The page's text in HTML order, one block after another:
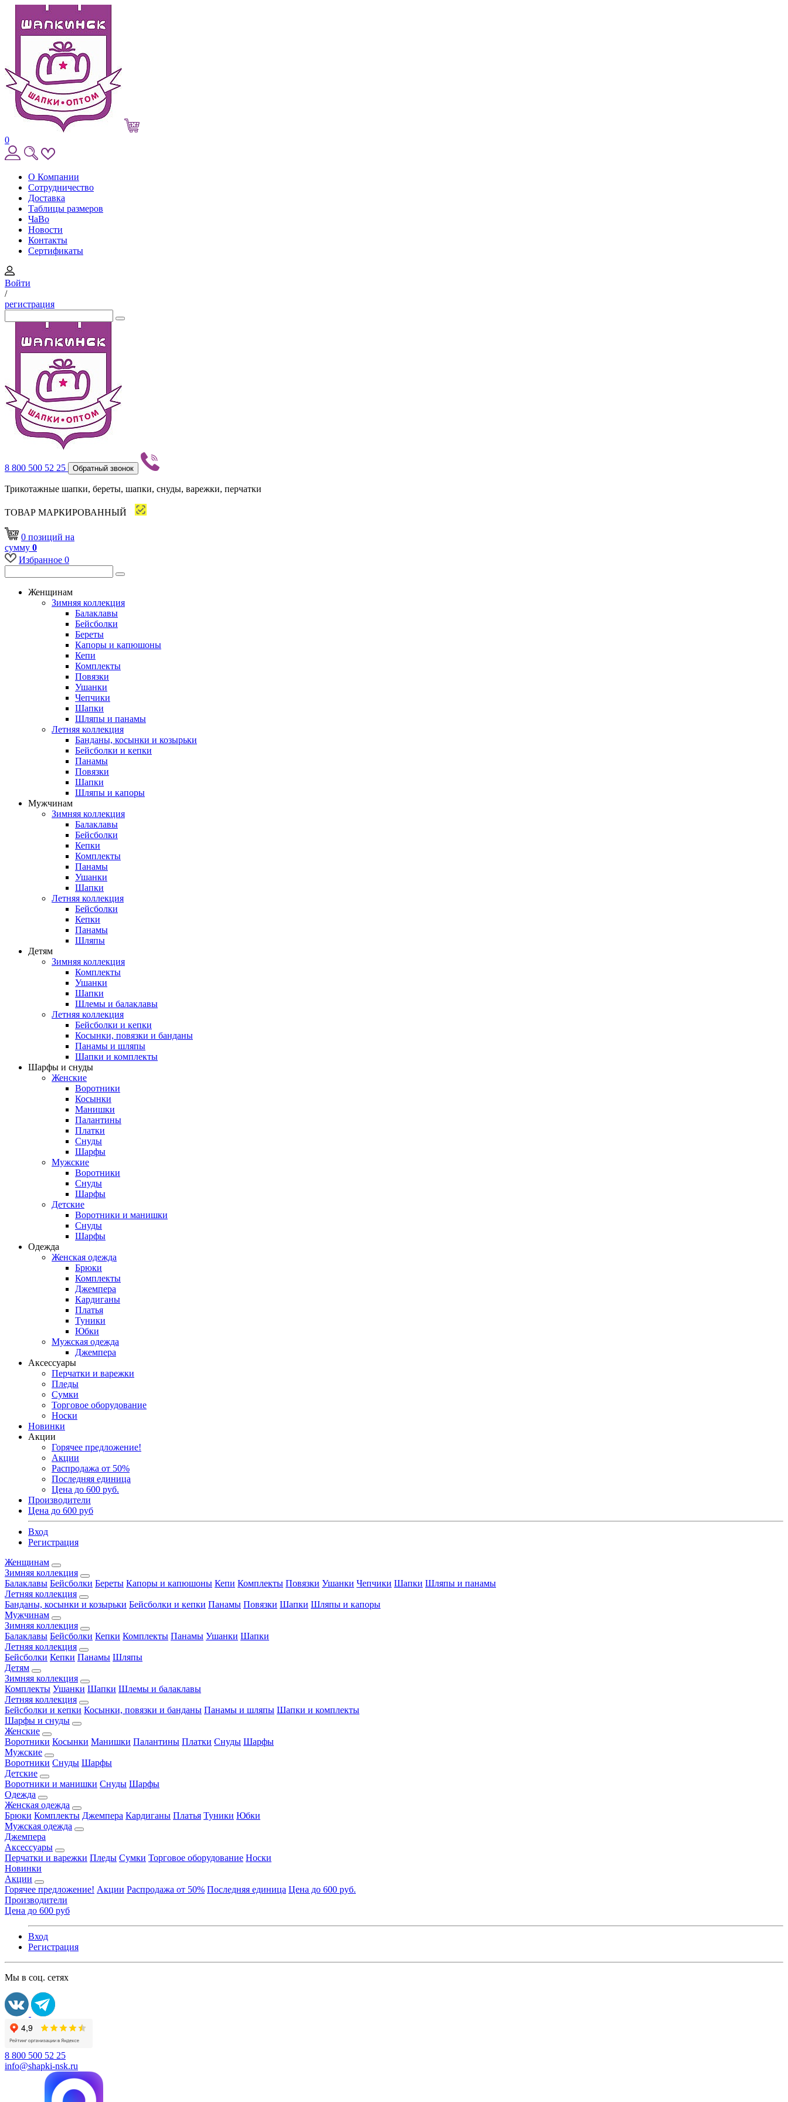
0
О Компании
Сотрудничество
Доставка
Таблицы размеров
ЧаВо
Новости
Контакты
Сертификаты
Войти
/
регистрация
8 800 500 52 25 Обратный звонок
Трикотажные шапки, береты, шапки, снуды, варежки, перчатки
ТОВАР МАРКИРОВАННЫЙ
0 позиций на
сумму 0
Избранное 0
Женщинам
Зимняя коллекция
Балаклавы
Бейсболки
Береты
Капоры и капюшоны
Кепи
Комплекты
Повязки
Ушанки
Чепчики
Шапки
Шляпы и панамы
Летняя коллекция
Банданы, косынки и козырьки
Бейсболки и кепки
Панамы
Повязки
Шапки
Шляпы и капоры
Мужчинам
Зимняя коллекция
Балаклавы
Бейсболки
Кепки
Комплекты
Панамы
Ушанки
Шапки
Летняя коллекция
Бейсболки
Кепки
Панамы
Шляпы
Детям
Зимняя коллекция
Комплекты
Ушанки
Шапки
Шлемы и балаклавы
Летняя коллекция
Бейсболки и кепки
Косынки, повязки и банданы
Панамы и шляпы
Шапки и комплекты
Шарфы и снуды
Женские
Воротники
Косынки
Манишки
Палантины
Платки
Снуды
Шарфы
Мужские
Воротники
Снуды
Шарфы
Детские
Воротники и манишки
Снуды
Шарфы
Одежда
Женская одежда
Брюки
Комплекты
Джемпера
Кардиганы
Платья
Туники
Юбки
Мужская одежда
Джемпера
Аксессуары
Перчатки и варежки
Пледы
Сумки
Торговое оборудование
Носки
Новинки
Акции
Горячее предложение!
Акции
Распродажа от 50%
Последняя единица
Цена до 600 руб.
Производители
Цена до 600 руб
Вход
Регистрация
Женщинам
Зимняя коллекция
Балаклавы Бейсболки Береты Капоры и капюшоны Кепи Комплекты Повязки Ушанки Чепчики Шапки Шляпы и панамы
Летняя коллекция
Банданы, косынки и козырьки Бейсболки и кепки Панамы Повязки Шапки Шляпы и капоры
Мужчинам
Зимняя коллекция
Балаклавы Бейсболки Кепки Комплекты Панамы Ушанки Шапки
Летняя коллекция
Бейсболки Кепки Панамы Шляпы
Детям
Зимняя коллекция
Комплекты Ушанки Шапки Шлемы и балаклавы
Летняя коллекция
Бейсболки и кепки Косынки, повязки и банданы Панамы и шляпы Шапки и комплекты
Шарфы и снуды
Женские
Воротники Косынки Манишки Палантины Платки Снуды Шарфы
Мужские
Воротники Снуды Шарфы
Детские
Воротники и манишки Снуды Шарфы
Одежда
Женская одежда
Брюки Комплекты Джемпера Кардиганы Платья Туники Юбки
Мужская одежда
Джемпера
Аксессуары
Перчатки и варежки Пледы Сумки Торговое оборудование Носки
Новинки
Акции
Горячее предложение! Акции Распродажа от 50% Последняя единица Цена до 600 руб.
Производители
Цена до 600 руб
Вход
Регистрация
Мы в соц. сетях
8 800 500 52 25
info@shapki-nsk.ru